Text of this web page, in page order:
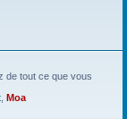
de tout ce que vous
Moa